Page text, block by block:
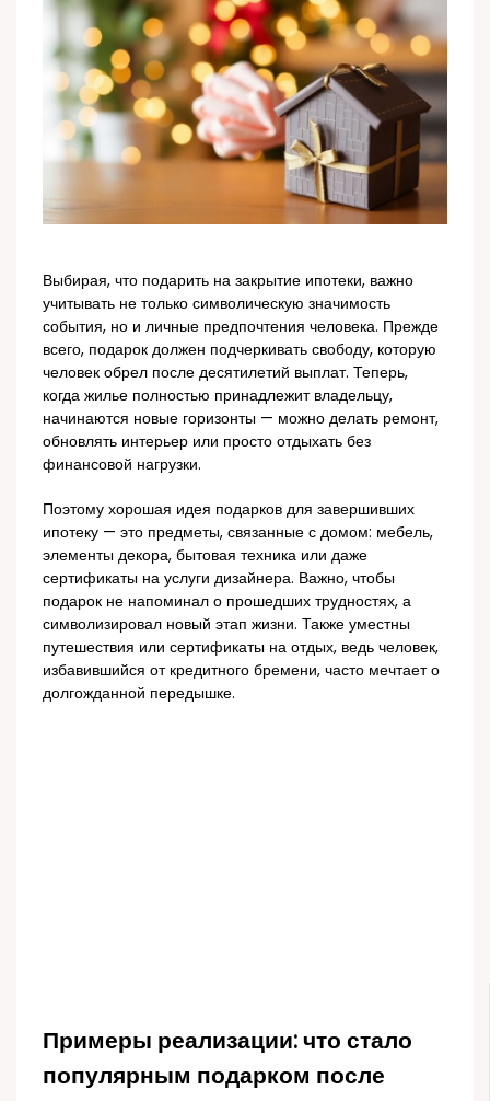
Выбирая, что подарить на закрытие ипотеки, важно
учитывать не только символическую значимость
события, но и личные предпочтения человека. Прежде
всего, подарок должен подчеркивать свободу, которую
человек обрел после десятилетий выплат. Теперь,
когда жилье полностью принадлежит владельцу,
начинаются новые горизонты — можно делать ремонт,
обновлять интерьер или просто отдыхать без
финансовой нагрузки.
Поэтому хорошая идея подарков для завершивших
ипотеку — это предметы, связанные с домом: мебель,
элементы декора, бытовая техника или даже
сертификаты на услуги дизайнера. Важно, чтобы
подарок не напоминал о прошедших трудностях, а
символизировал новый этап жизни. Также уместны
путешествия или сертификаты на отдых, ведь человек,
избавившийся от кредитного бремени, часто мечтает о
долгожданной передышке.
Примеры реализации: что стало
популярным подарком после